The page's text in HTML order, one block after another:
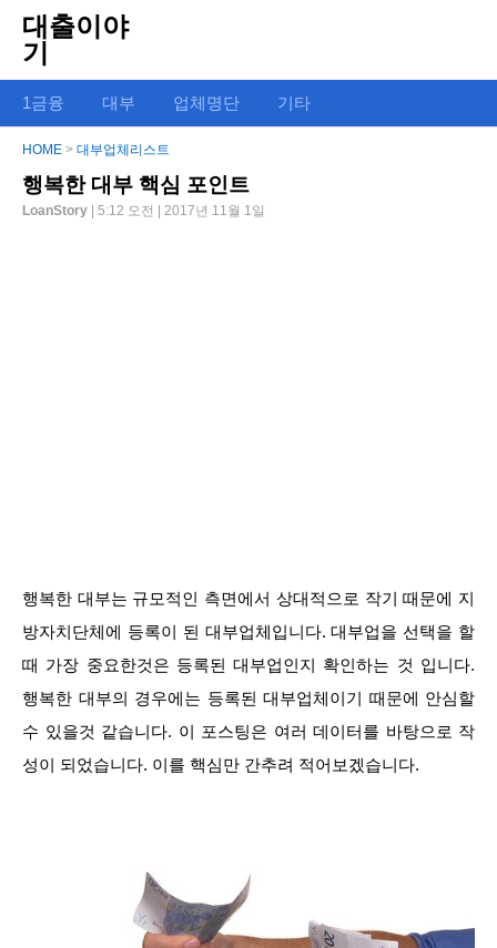
대출이야
기
1금융 대부 업체명단 기타
HOME > 대부업체리스트
행복한 대부 핵심 포인트
LoanStory | 5:12 오전 | 2017년 11월 1일
행복한 대부는 규모적인 측면에서 상대적으로 작기 때문에 지
방자치단체에 등록이 된 대부업체입니다. 대부업을 선택을 할
때 가장 중요한것은 등록된 대부업인지 확인하는 것 입니다.
행복한 대부의 경우에는 등록된 대부업체이기 때문에 안심할
수 있을것 같습니다. 이 포스팅은 여러 데이터를 바탕으로 작
성이 되었습니다. 이를 핵심만 간추려 적어보겠습니다.